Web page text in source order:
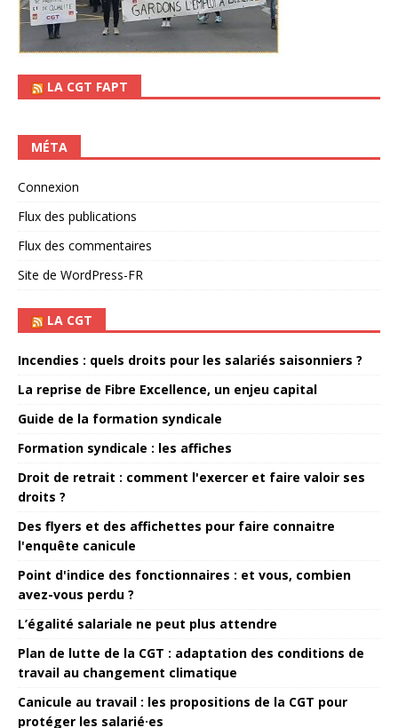
LA CGT FAPT
MÉTA
Connexion
Flux des publications
Flux des commentaires
Site de WordPress-FR
LA CGT
Incendies : quels droits pour les salariés saisonniers ?
La reprise de Fibre Excellence, un enjeu capital
Guide de la formation syndicale
Formation syndicale : les affiches
Droit de retrait : comment l'exercer et faire valoir ses
droits ?
Des flyers et des affichettes pour faire connaitre
l'enquête canicule
Point d'indice des fonctionnaires : et vous, combien
avez-vous perdu ?
L’égalité salariale ne peut plus attendre
Plan de lutte de la CGT : adaptation des conditions de
travail au changement climatique
Canicule au travail : les propositions de la CGT pour
protéger les salarié·es